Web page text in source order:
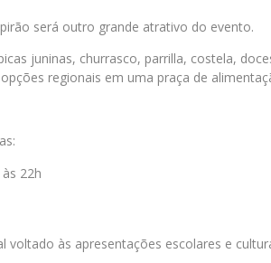
será outro grande atrativo do evento.
juninas, churrasco, parrilla, costela,
regionais em uma praça de
22h
voltado às apresentações escolares e